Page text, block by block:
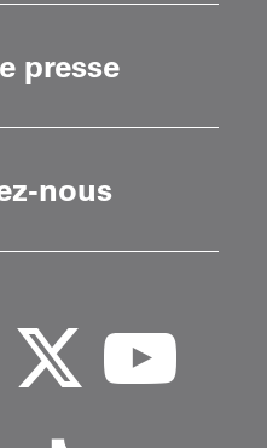
presse
nous